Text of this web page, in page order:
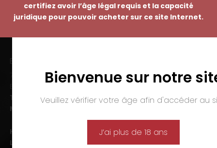
certifiez avoir l’âge légal requis et la capacité
juridique pour pouvoir acheter sur ce site Internet.
Bienvenue sur notre
Veuillez vérifier votre âge afin d'accéder au
J’ai plus de 18 ans
EMMANUEL NASTI
7 avenue Pierre Pflimlin – ZAC Espale
Tél. :
03 89 46 50 35
Mail :
Horaires d’ouverture :
Lun-ven. :
09h00-12h00 et 14h00-19h00